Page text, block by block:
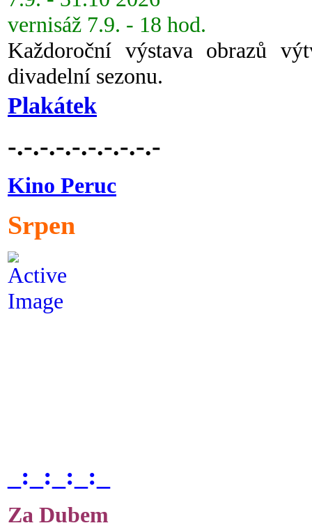
vernisáž 7.9. - 18 hod.
Každoroční výstava obrazů
divadelní sezonu.
Plakátek
-.-.-.-.-.-.-.-.-.-
Kino Peruc
Srpen
_:_:_:_:_
Za Dubem